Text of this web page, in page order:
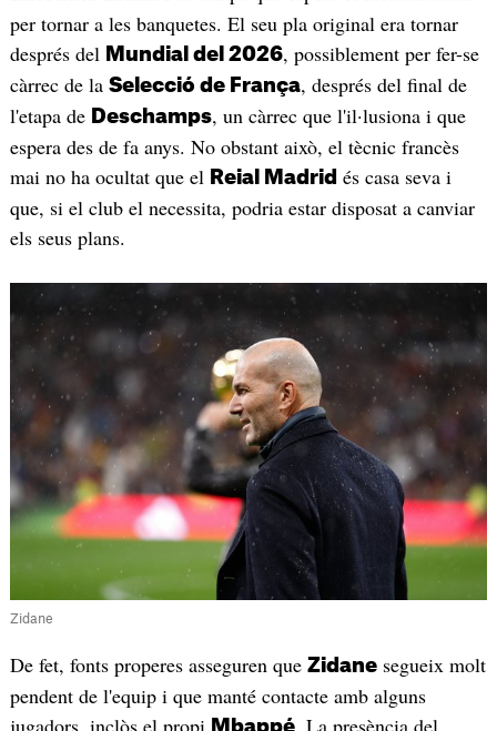
per tornar a les banquetes. El seu pla original era tornar
després del Mundial del 2026, possiblement per fer-se
càrrec de la Selecció de França, després del final de
l'etapa de Deschamps, un càrrec que l'il·lusiona i que
espera des de fa anys. No obstant això, el tècnic francès
mai no ha ocultat que el Reial Madrid és casa seva i
que, si el club el necessita, podria estar disposat a canviar
els seus plans.
Zidane
De fet, fonts properes asseguren que Zidanesegueix molt
pendent de l'equip i que manté contacte amb alguns
Mbappé